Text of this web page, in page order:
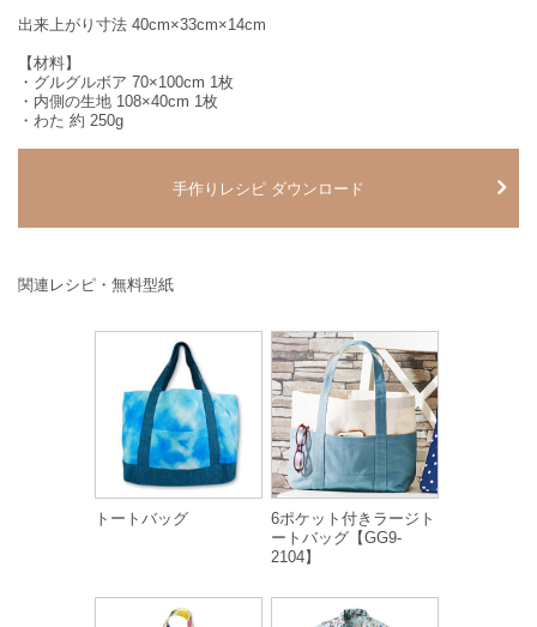
出来上がり寸法 40cm×33cm×14cm
【材料】
・グルグルボア 70×100cm 1枚
・内側の生地 108×40cm 1枚
・わた 約 250g
手作りレシピ ダウンロード
関連レシピ・無料型紙
トートバッグ
6ポケット付きラージト
ートバッグ【GG9-
2104】